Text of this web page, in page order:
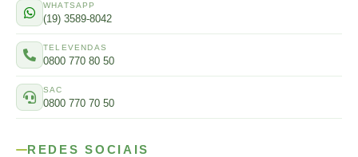
WHATSAPP
(19) 3589-8042
TELEVENDAS
0800 770 80 50
SAC
0800 770 70 50
REDES SOCIAIS